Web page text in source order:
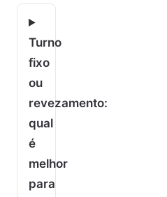
Turno
fixo
ou
revezamento:
qual
é
melhor
para